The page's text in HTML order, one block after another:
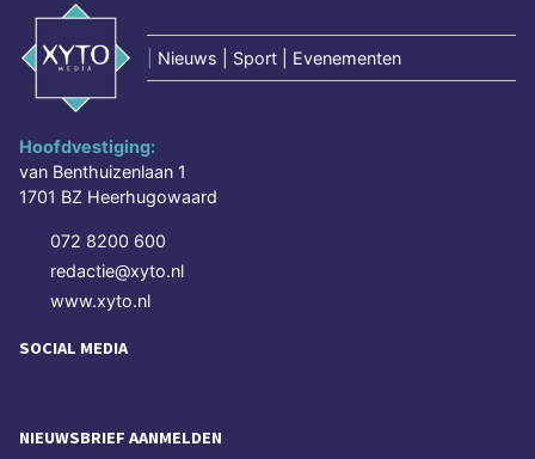
Nieuws | Sport | Evenementen
Hoofdvestiging:
van Benthuizenlaan 1
1701 BZ Heerhugowaard
072 8200 600
redactie@xyto.nl
www.xyto.nl
SOCIAL MEDIA
NIEUWSBRIEF AANMELDEN